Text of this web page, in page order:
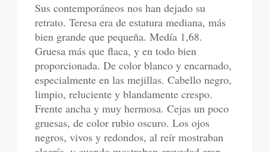
Sus contemporáneos nos han dejado su
retrato. Teresa era de estatura mediana, más
bien grande que pequeña. Medía 1,68.
Gruesa más que flaca, y en todo bien
proporcionada. De color blanco y encarnado,
especialmente en las mejillas. Cabello negro,
limpio, reluciente y blandamente crespo.
Frente ancha y muy hermosa. Cejas un poco
gruesas, de color rubio oscuro. Los ojos
negros, vivos y redondos, al reír mostraban